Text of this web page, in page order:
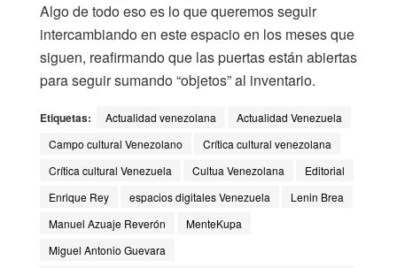
Algo de todo eso es lo que queremos seguir
intercambiando en este espacio en los meses que
siguen, reafirmando que las puertas están abiertas
para seguir sumando “objetos” al inventario.
Etiquetas: Actualidad venezolana
Actualidad Venezuela
Campo cultural Venezolano
Crítica cultural venezolana
Crítica cultural Venezuela
Cultua Venezolana
Editorial
Enrique Rey
espacios digitales Venezuela
Lenin Brea
Manuel Azuaje Reverón
MenteKupa
Miguel Antonio Guevara